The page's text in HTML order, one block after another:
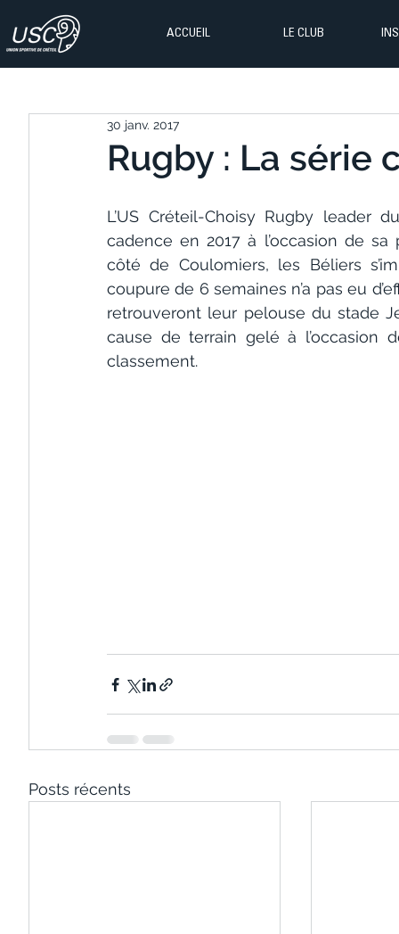
ACCUEIL LE CLUB
Rugby : La série
30 janv. 2017
L’US Créteil-Choisy Rugby leader
cadence en 2017 à l’occasion de
côté de Coulomiers, les Béliers
coupure de 6 semaines n’a pas eu
retrouveront leur pelouse du stade
cause de terrain gelé à l’occasion
classement.
Posts récents